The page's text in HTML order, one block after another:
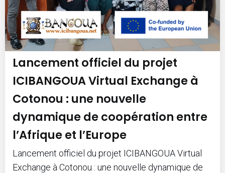
Lancement officiel du projet
ICIBANGOUA Virtual Exchange à
Cotonou : une nouvelle
dynamique de coopération entre
l’Afrique et l’Europe
Lancement officiel du projet ICIBANGOUA Virtual
Exchange à Cotonou : une nouvelle dynamique de